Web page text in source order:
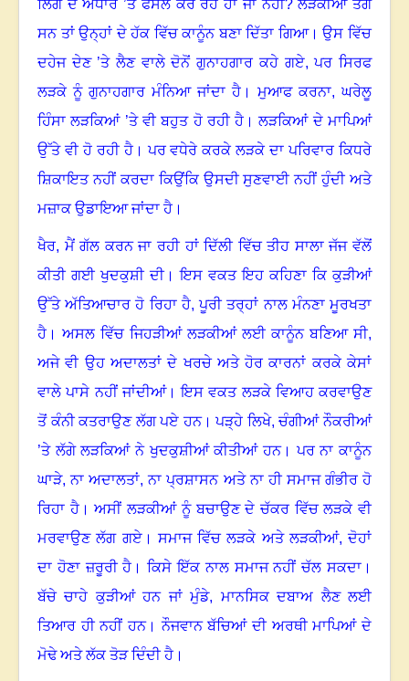
ਲਿੰਗ ਦੇ ਅਧਾਰ ’ਤੇ ਫੈਸਲੇ ਕਰ ਰਹੇ ਹਾਂ ਜਾਂ ਨਹੀਂ? ਲੜਕੀਆਂ ਤੰਗ
ਸਨ ਤਾਂ ਉਨ੍ਹਾਂ ਦੇ ਹੱਕ ਵਿੱਚ ਕਾਨੂੰਨ ਬਣਾ ਦਿੱਤਾ ਗਿਆ।ਉਸ ਵਿੱਚ
ਦਹੇਜ ਦੇਣ ’ਤੇ ਲੈਣ ਵਾਲੇ ਦੋਨੋਂ ਗੁਨਾਹਗਾਰ ਕਹੇ ਗਏ,ਪਰ ਸਿਰਫ
ਲੜਕੇ ਨੂੰ ਗੁਨਾਹਗਾਰ ਮੰਨਿਆ ਜਾਂਦਾ ਹੈ । ਮੁਆਫ ਕਰਨਾ, ਘਰੇਲੂ
ਹਿੰਸਾ ਲੜਕਿਆਂ ’ਤੇ ਵੀ ਬਹੁਤ ਹੋ ਰਹੀ ਹੈ ।ਲੜਕਿਆਂ ਦੇ ਮਾਪਿਆਂ
ਉੱਤੇ ਵੀ ਹੋ ਰਹੀ ਹੈ।ਪਰ ਵਧੇਰੇ ਕਰਕੇ ਲੜਕੇ ਦਾ ਪਰਿਵਾਰ ਕਿਧਰੇ
ਸ਼ਿਕਾਇਤ ਨਹੀਂ ਕਰਦਾ ਕਿਉਂਕਿ ਉਸਦੀ ਸੁਣਵਾਈ ਨਹੀਂ ਹੁੰਦੀ ਅਤੇ
ਮਜ਼ਾਕ ਉਡਾਇਆ ਜਾਂਦਾ ਹੈ ।
ਖੈਰ, ਮੈਂ ਗੱਲ ਕਰਨ ਜਾ ਰਹੀ ਹਾਂ ਦਿੱਲੀ ਵਿੱਚ ਤੀਹ ਸਾਲਾ ਜੱਜ ਵੱਲੋਂ
ਕੀਤੀ ਗਈ ਖੁਦਕੁਸ਼ੀ ਦੀ।ਇਸ ਵਕਤ ਇਹ ਕਹਿਣਾ ਕਿ ਕੁੜੀਆਂ
ਉੱਤੇ ਅੱਤਿਆਚਾਰ ਹੋ ਰਿਹਾ ਹੈ, ਪੂਰੀ ਤਰ੍ਹਾਂ ਨਾਲ ਮੰਨਣਾ ਮੂਰਖਤਾ
ਹੈ । ਅਸਲ ਵਿੱਚ ਜਿਹੜੀਆਂ ਲੜਕੀਆਂ ਲਈ ਕਾਨੂੰਨ ਬਣਿਆ ਸੀ,
ਅਜੇ ਵੀ ਉਹ ਅਦਾਲਤਾਂ ਦੇ ਖਰਚੇ ਅਤੇ ਹੋਰ ਕਾਰਨਾਂ ਕਰਕੇ ਕੇਸਾਂ
ਵਾਲੇ ਪਾਸੇ ਨਹੀਂ ਜਾਂਦੀਆਂ।ਇਸ ਵਕਤ ਲੜਕੇ ਵਿਆਹ ਕਰਵਾਉਣ
ਤੋਂ ਕੰਨੀ ਕਤਰਾਉਣ ਲੱਗ ਪਏ ਹਨ।ਪੜ੍ਹੇ ਲਿਖੇ, ਚੰਗੀਆਂ ਨੌਕਰੀਆਂ
’ਤੇ ਲੱਗੇ ਲੜਕਿਆਂ ਨੇ ਖੁਦਕੁਸ਼ੀਆਂ ਕੀਤੀਆਂ ਹਨ।ਪਰ ਨਾ ਕਾਨੂੰਨ
ਘਾੜੇ,ਨਾ ਅਦਾਲਤਾਂ,ਨਾ ਪ੍ਰਸ਼ਾਸਨ ਅਤੇ ਨਾ ਹੀ ਸਮਾਜ ਗੰਭੀਰ ਹੋ
ਰਿਹਾ ਹੈ।ਅਸੀਂ ਲੜਕੀਆਂ ਨੂੰ ਬਚਾਉਣ ਦੇ ਚੱਕਰ ਵਿੱਚ ਲੜਕੇ ਵੀ
ਮਰਵਾਉਣ ਲੱਗ ਗਏ। ਸਮਾਜ ਵਿੱਚ ਲੜਕੇ ਅਤੇ ਲੜਕੀਆਂ, ਦੋਹਾਂ
ਦਾ ਹੋਣਾ ਜ਼ਰੂਰੀ ਹੈ ।ਕਿਸੇ ਇੱਕ ਨਾਲ ਸਮਾਜ ਨਹੀਂ ਚੱਲ ਸਕਦਾ ।
ਬੱਚੇ ਚਾਹੇ ਕੁੜੀਆਂ ਹਨ ਜਾਂ ਮੁੰਡੇ, ਮਾਨਸਿਕ ਦਬਾਅ ਲੈਣ ਲਈ
ਤਿਆਰ ਹੀ ਨਹੀਂ ਹਨ।ਨੌਜਵਾਨ ਬੱਚਿਆਂ ਦੀ ਅਰਥੀ ਮਾਪਿਆਂ ਦੇ
ਮੋਢੇ ਅਤੇ ਲੱਕ ਤੋੜ ਦਿੰਦੀ ਹੈ ।